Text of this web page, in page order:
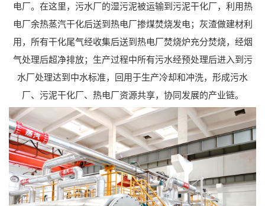
电厂。在这里，污水厂的湿污泥被运输到污泥干化厂，利用热
电厂余热蒸汽干化后送到热电厂掺煤焚烧发电；灰渣做建材利
用，所有干化尾气经收集后送到热电厂焚烧炉充分焚烧，经烟
气处理后超净排放；生产过程中所有污水经预处理后进入到污
水厂处理达到中水标准，回用于生产冷却和冲洗，形成污水
厂、污泥干化厂、热电厂资源共享，协同发展的产业链。